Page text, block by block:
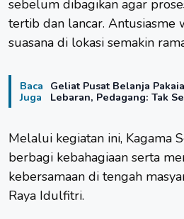
sebelum dibagikan agar
tertib dan lancar. Antusiasme
suasana di lokasi semakin
Baca
Juga
Geliat Pusat Belanja
Lebaran, Pedagang: Tak
Melalui kegiatan ini, Kagama
berbagi kebahagiaan serta
kebersamaan di tengah
Raya Idulfitri.